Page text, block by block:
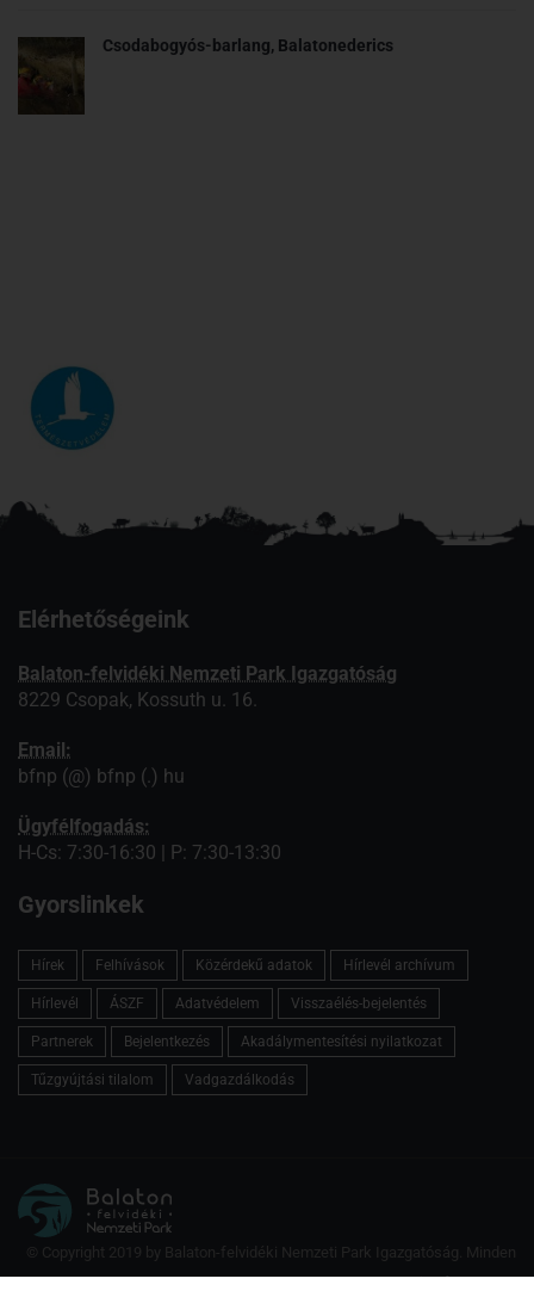
Csodabogyós-barlang, Balatonederics
Elérhetőségeink
Balaton-felvidéki Nemzeti Park Igazgatóság
8229 Csopak, Kossuth u. 16.
Email:
bfnp (@) bfnp (.) hu
Ügyfélfogadás:
H-Cs: 7:30-16:30 | P: 7:30-13:30
Gyorslinkek
Hírek Felhívások Közérdekű adatok Hírlevél archívum
Hírlevél ÁSZF Adatvédelem Visszaélés-bejelentés
Partnerek Bejelentkezés Akadálymentesítési nyilatkozat
Tűzgyújtási tilalom Vadgazdálkodás
© Copyright 2019 by Balaton-felvidéki Nemzeti Park Igazgatóság. Minden
jog fenntartva.